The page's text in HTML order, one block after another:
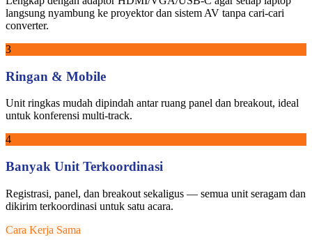
langsung nyambung ke proyektor dan sistem AV tanpa cari-cari
converter.
3
Ringan & Mobile
Unit ringkas mudah dipindah antar ruang panel dan breakout, ideal
untuk konferensi multi-track.
4
Banyak Unit Terkoordinasi
Registrasi, panel, dan breakout sekaligus — semua unit seragam dan
dikirim terkoordinasi untuk satu acara.
Cara Kerja Sama